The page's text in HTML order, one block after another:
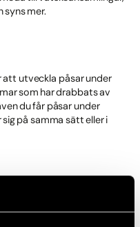
syns mer.
utveckla påsar under
som har drabbats av
du får påsar under
på samma sätt eller i
inflammation och
svullnar upp på grund